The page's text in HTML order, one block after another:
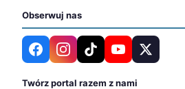
Obserwuj nas
Twórz portal razem z nami